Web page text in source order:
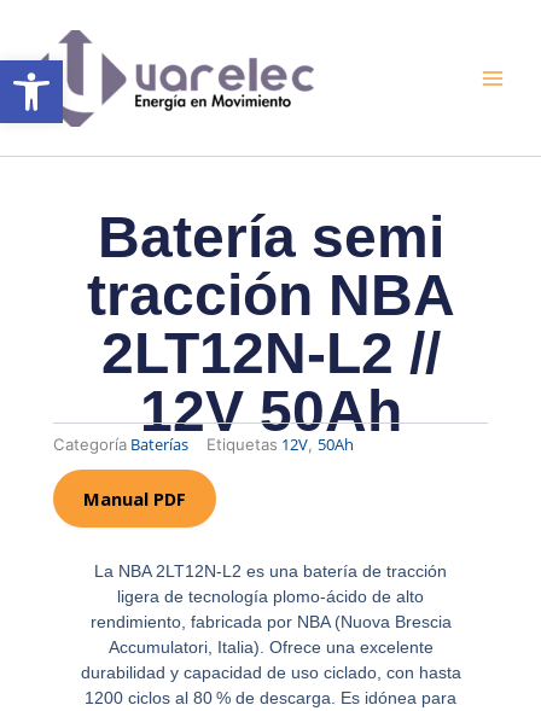
Abrir barra de herramientas
contenido
Batería semi
tracción NBA
2LT12N-L2 //
12V 50Ah
Categoría Baterías Etiquetas 12V 50Ah
Manual PDF
La NBA 2LT12N‑L2 es una batería de tracción
ligera de tecnología plomo-ácido de alto
rendimiento, fabricada por NBA (Nuova Brescia
Accumulatori, Italia). Ofrece una excelente
durabilidad y capacidad de uso ciclado, con hasta
1200 ciclos al 80 % de descarga. Es idónea para